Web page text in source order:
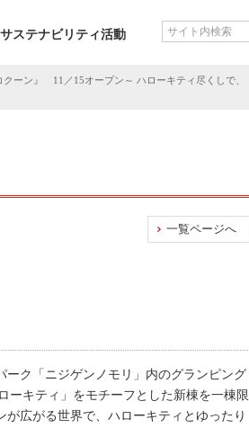
サステナビリティ活動
ーン』 11／15オープン～ ハローキティ尽くしで、
一覧ページへ
ーク「ニジゲンノモリ」内のグランピング
ーキティ」をモチーフとした新棟を一棟限
広がる世界で、ハローキティとゆったり